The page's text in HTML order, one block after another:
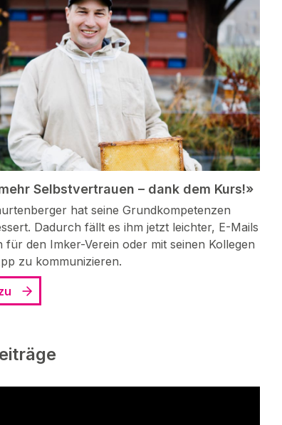
Selbstvertrauen – dank dem Kurs!»
hat seine Grundkompetenzen
Dadurch fällt es ihm jetzt leichter, E-Mails
für den Imker-Verein oder mit seinen Kollegen
zu kommunizieren.